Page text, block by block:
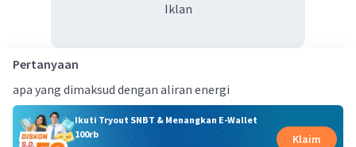
Iklan
Pertanyaan
apa yang dimaksud dengan aliran energi
Ikuti Tryout SNBT & Menangkan E-Wallet
100rb
Klaim